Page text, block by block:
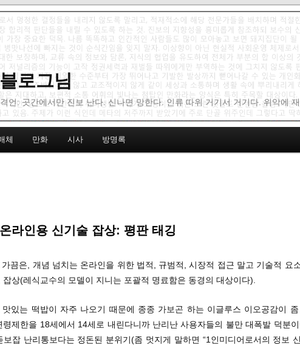
로그님
언: 곳간에서만 진보 난다. 신나면 망한다. 인류 따위 거기서 거기다. 위악에
체 만화 시사 방명록
라인용 신기술 잡상: 평판 태깅
끔은, 개념 넘치는 온라인을 위한 법적, 규범적, 시장적 접근 말고 기술적 요
잡상(레식교수의 모델이 지니는 포괄적 명료함은 동경의 대상이다).
있는 떡밥이 자주 나오기 때문에 종종 가보곤 하는 이글루스 이오공감이 좀
령제한을 18세에서 14세로 내린다니까 난리난 사용자들의 불만 대폭발 덕분
보잡 난리통보다는 정돈된 분위기(좀 멋지게 말하면 “1인미디어로서의 정보